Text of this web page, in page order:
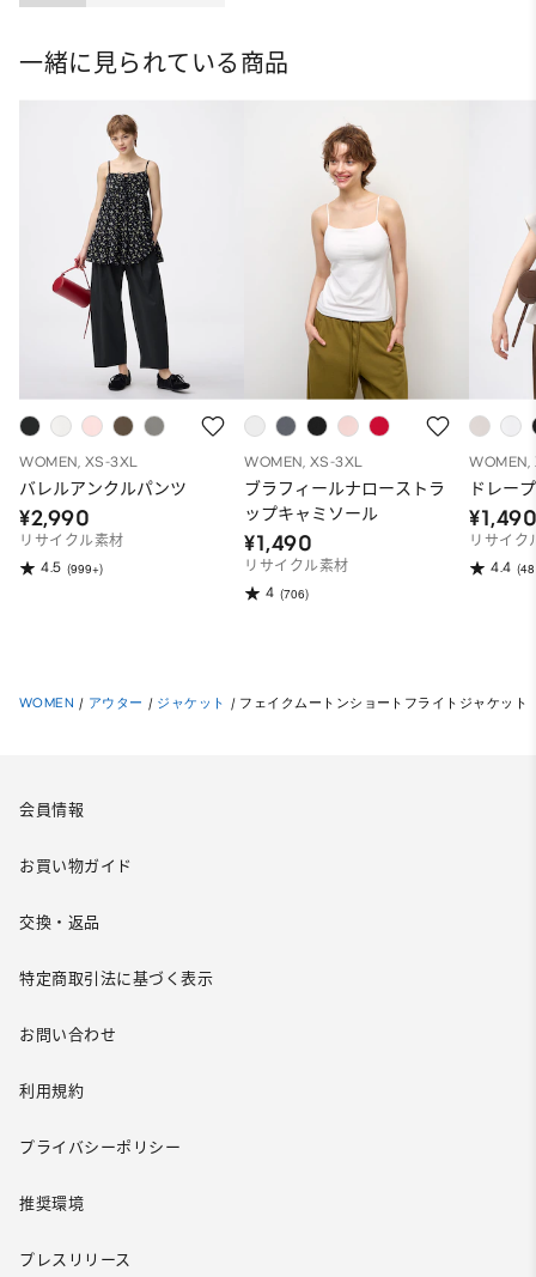
ト
一緒に見られている商品
WOMEN, XS-3XL
バレルアンクルパンツ
¥2,990
リサイクル素材
4.5 (999+)
WOMEN, XS-3XL
ブラフィールナローストラ
ップキャミソール
¥1,490
リサイクル素材
4 (706)
WOMEN,
ドレー
リサイク
4.4
WOMEN / アウター / ジャケット / フェイクムートンショートフライトジャケット
会員情報
お買い物ガイド
交換・返品
特定商取引法に基づく表示
お問い合わせ
利用規約
プライバシーポリシー
推奨環境
プレスリリース